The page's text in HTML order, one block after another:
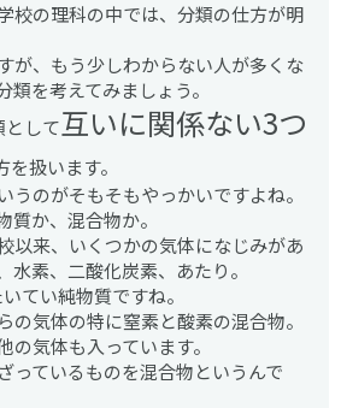
校の理科の中では、分類の仕方が明
が、もう少しわからない人が多くな
類を考えてみましょう。
として互いに関係ない3つ
を扱います。
うのがそもそもやっかいですよね。
質か、混合物か。
以来、いくつかの気体になじみがあ
水素、二酸化炭素、あたり。
てい純物質ですね。
の気体の特に窒素と酸素の混合物。
の気体も入っています。
っているものを混合物というんで